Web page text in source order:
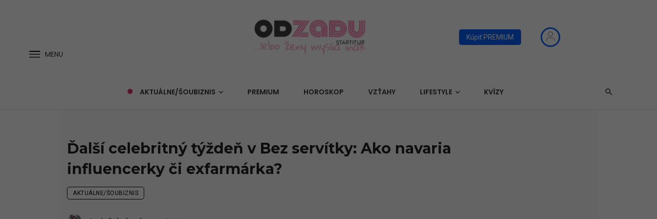
MENU
Kúpiť PREMIUM
AKTUÁLNE/ŠOUBIZNIS PREMIUM HOROSKOP VZŤAHY LIFESTYLE KVÍZY
Ďalší celebritný týždeň v Bez servítky: Ako navaria
influencerky či exfarmárka?
AKTUÁLNE/ŠOUBIZNIS